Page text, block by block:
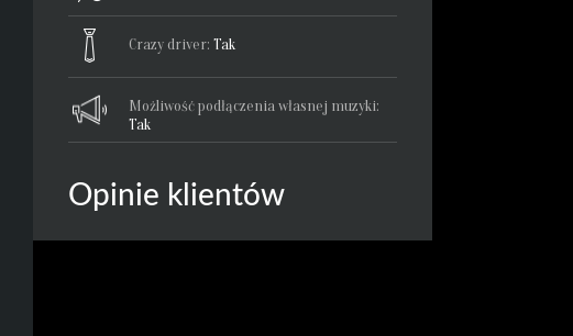
Crazy driver:Tak
Możliwość podłączenia własnej muzyki:
Tak
Opinie klientów